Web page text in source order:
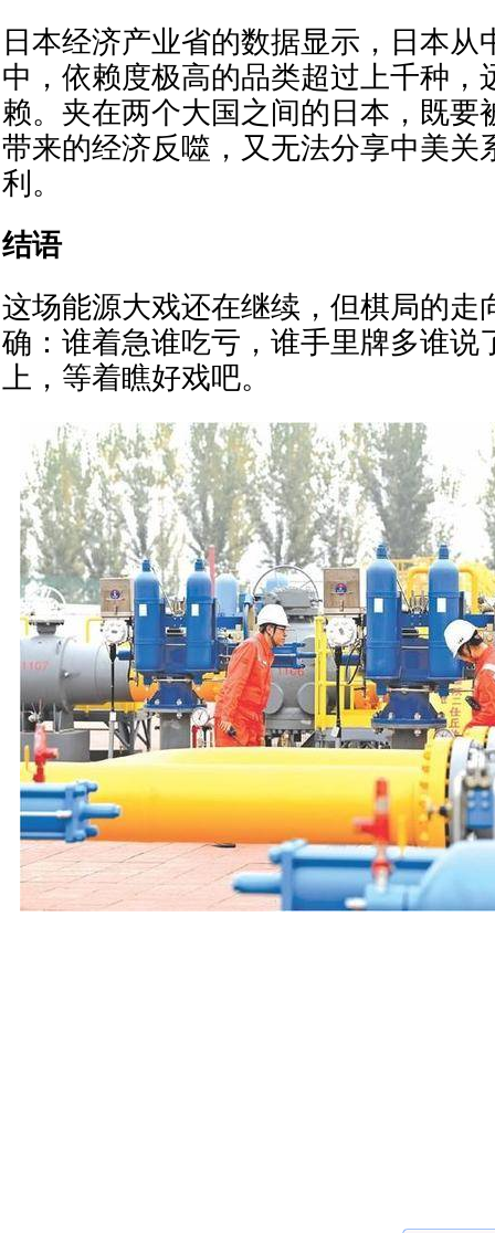
日本经济产业省的数据显示，日本从
中，依赖度极高的品类超过上千种，
赖。夹在两个大国之间的日本，既要
带来的经济反噬，又无法分享中美关
利。
结语
这场能源大戏还在继续，但棋局的走
确：谁着急谁吃亏，谁手里牌多谁说
上，等着瞧好戏吧。